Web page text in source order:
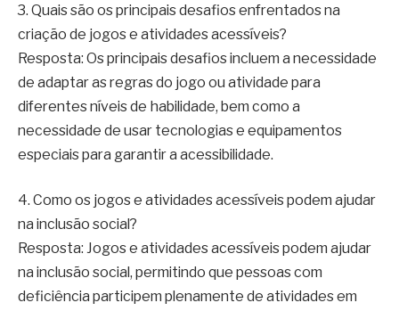
3. Quais são os principais desafios enfrentados na
criação de jogos e atividades acessíveis?
Resposta: Os principais desafios incluem a necessidade
de adaptar as regras do jogo ou atividade para
diferentes níveis de habilidade, bem como a
necessidade de usar tecnologias e equipamentos
especiais para garantir a acessibilidade.
4. Como os jogos e atividades acessíveis podem ajudar
na inclusão social?
Resposta: Jogos e atividades acessíveis podem ajudar
na inclusão social, permitindo que pessoas com
deficiência participem plenamente de atividades em